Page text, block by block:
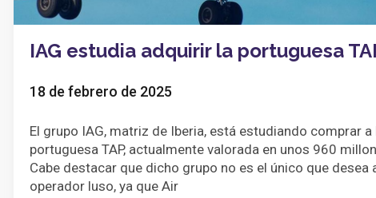
IAG estudia adquirir la portuguesa
18 de febrero de 2025
El grupo IAG, matriz de Iberia, está estudiando comprar a
portuguesa TAP, actualmente valorada en unos 960
Cabe destacar que dicho grupo no es el único que desea
operador luso, ya que Air